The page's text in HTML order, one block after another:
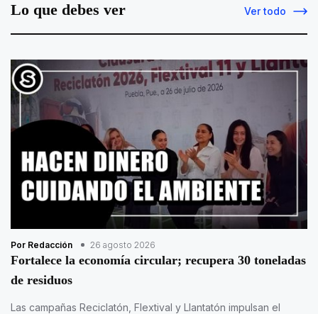
Lo que debes ver Ver todo
Por Redacción 26 agosto 2026
Fortalece la economía circular; recupera 30 toneladas
de residuos
Las campañas Reciclatón, Flextival y Llantatón impulsan el